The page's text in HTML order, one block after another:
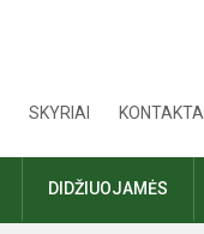
SKYRIAI KONTAKTAI
DIDŽIUOJAMĖS